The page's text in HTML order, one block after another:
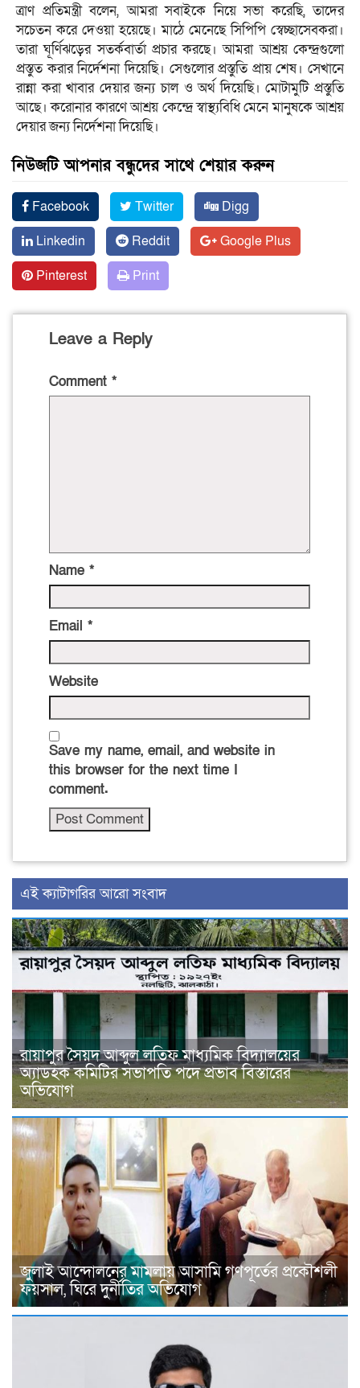
ত্রাণ প্রতিমন্ত্রী বলেন, আমরা সবাইকে নিয়ে সভা করেছি, তাদের
সচেতন করে দেওয়া হয়েছে। মাঠে মেনেছে সিপিপি স্বেচ্ছাসেবকরা।
তারা ঘূর্ণিঝড়ের সতর্কবার্তা প্রচার করছে। আমরা আশ্রয় কেন্দ্রগুলো
প্রস্তুত করার নির্দেশনা দিয়েছি। সেগুলোর প্রস্তুতি প্রায় শেষ। সেখানে
রান্না করা খাবার দেয়ার জন্য চাল ও অর্থ দিয়েছি। মোটামুটি প্রস্তুতি
আছে। করোনার কারণে আশ্রয় কেন্দ্রে স্বাস্থ্যবিধি মেনে মানুষকে আশ্রয়
দেয়ার জন্য নির্দেশনা দিয়েছি।
নিউজটি আপনার বন্ধুদের সাথে শেয়ার করুন
Facebook Twitter
Digg
Linkedin
Reddit
Google Plus
Pinterest
Print
Leave a Reply
Comment *
Name *
Email *
Website
Save my name, email, and website in
this browser for the next time I
comment.
‍এই ক্যাটাগরির ‍আরো সংবাদ
রায়াপুর সৈয়দ আব্দুল লতিফ মাধ্যমিক বিদ্যালয়ের
অ্যাডহক কমিটির সভাপতি পদে প্রভাব বিস্তারের
অভিযোগ
জুলাই আন্দোলনের মামলায় আসামি গণপূর্তের প্রকৌশলী
ফয়সাল, ঘিরে দুর্নীতির অভিযোগ